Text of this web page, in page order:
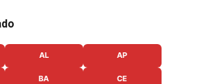
AL AP
BA CE